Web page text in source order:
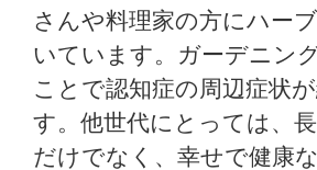
さんや料理家の方にハー
いています。ガーデニン
ことで認知症の周辺症状
す。他世代にとっては、
だけでなく、幸せで健康